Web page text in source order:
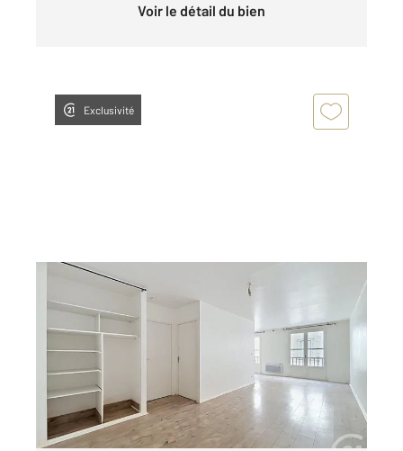
Voir le détail du bien
Exclusivité
ST GAUDENS 31
46,88 m
, 1 pièce
Ref : 17454
Appartement F1 à louer
430 €
par mois charges comprises